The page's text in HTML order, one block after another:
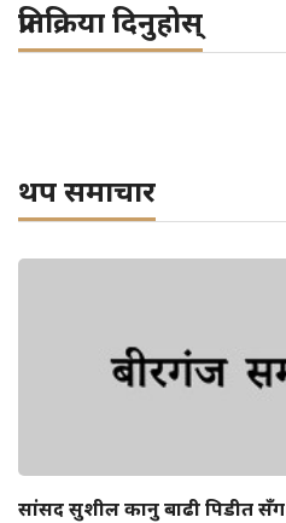
प्रतिक्रिया दिनुहोस्
थप समाचार
सांसद सुशील कानु बाढी पिडीत सँग